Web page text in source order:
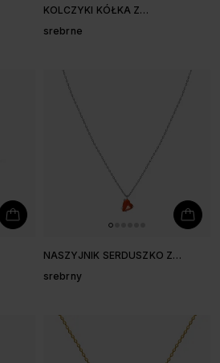
KOLCZYKI KÓŁKA Z
srebrne
NASZYJNIK SERDUSZKO Z
srebrny